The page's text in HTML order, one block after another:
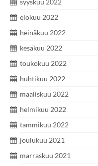
syyskuu 2022
elokuu 2022
heinäkuu 2022
kesäkuu 2022
toukokuu 2022
huhtikuu 2022
maaliskuu 2022
helmikuu 2022
tammikuu 2022
joulukuu 2021
marraskuu 2021